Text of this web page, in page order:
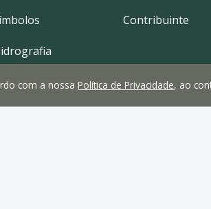
e Temperatura
Contribuinte
com a nossa Política de Privacidade, ao